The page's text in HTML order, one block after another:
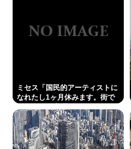
ミセス「国民的アーティストに
なれたし1ヶ月休みます。街で